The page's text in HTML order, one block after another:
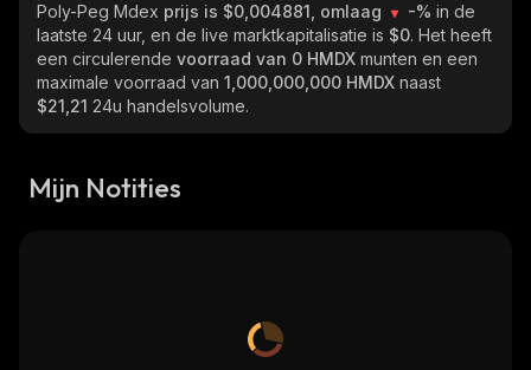
Poly-Peg Mdex prijs is $0,004881, omlaag -% in de
laatste 24 uur, en de live marktkapitalisatie is $0. Het heeft
een circulerende voorraad van 0 HMDX munten en een
maximale voorraad van 1,000,000,000 HMDX naast
$21,21 24u handelsvolume.
Mijn Notities